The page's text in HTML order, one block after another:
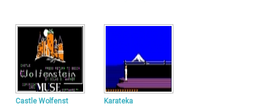
Castle Wolfenst Karateka